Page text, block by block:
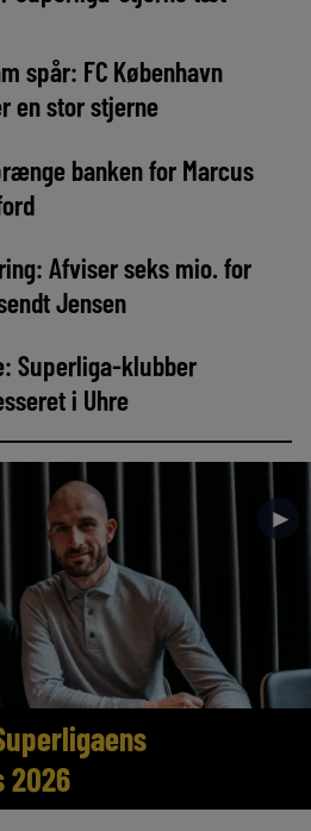
spår: FC København
en stor stjerne
banken for Marcus
Afviser seks mio. for
Jensen
Superliga-klubber
i Uhre
►
2026